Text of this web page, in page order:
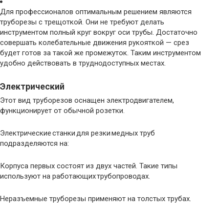
Для профессионалов оптимальным решением являются
труборезы с трещоткой. Они не требуют делать
инструментом полный круг вокруг оси трубы. Достаточно
совершать колебательные движения рукояткой — срез
будет готов за такой же промежуток. Таким инструментом
удобно действовать в труднодоступных местах.
Электрический
Этот вид труборезов оснащен электродвигателем,
функционирует от обычной розетки.
Электрические станки для резки медных труб
подразделяются на:
Корпуса первых состоят из двух частей. Такие типы
используют на работающих трубопроводах.
Неразъемные труборезы применяют на толстых трубах.